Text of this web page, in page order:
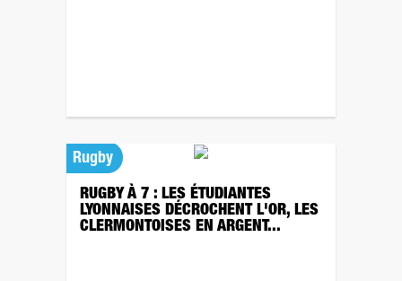
Rugby
RUGBY À 7 : LES ÉTUDIANTES
LYONNAISES DÉCROCHENT L'OR, LES
CLERMONTOISES EN ARGENT...